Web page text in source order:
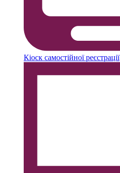
Кіоск самостійної реєстрації